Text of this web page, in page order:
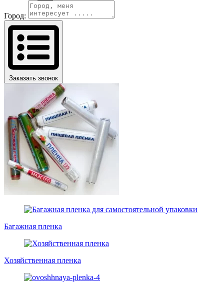
Город:
Заказать звонок
Багажная пленка
Хозяйственная пленка